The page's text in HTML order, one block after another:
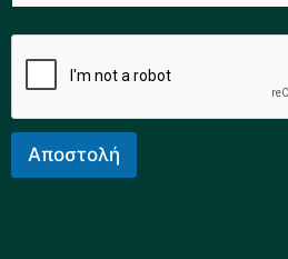
Αποστολή